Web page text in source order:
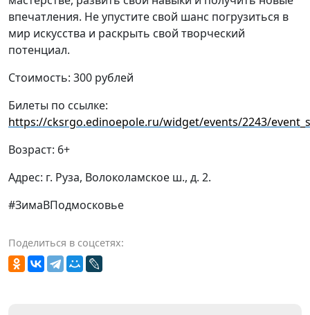
впечатления. Не упустите свой шанс погрузиться в
мир искусства и раскрыть свой творческий
потенциал.
Стоимость: 300 рублей
Билеты по ссылке:
https://cksrgo.edinoepole.ru/widget/events/2243/
Возраст: 6+
Адрес: г. Руза, Волоколамское ш., д. 2.
#ЗимаВПодмосковье
Поделиться в соцсетях: